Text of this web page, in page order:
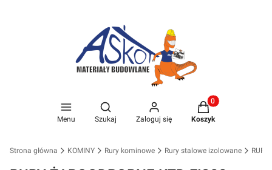
Menu
Otwórz wyszukiwarkę
Szukaj Zaloguj się
Produkty w
Koszyk
Strona główna KOMINY Rury kominowe Rury stalowe izolowane